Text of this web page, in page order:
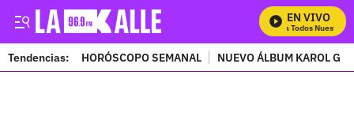
EN VIVO
Mira Todos Nuestros
Tendencias: HORÓSCOPO SEMANAL NUEVO ÁLBUM KAROL G